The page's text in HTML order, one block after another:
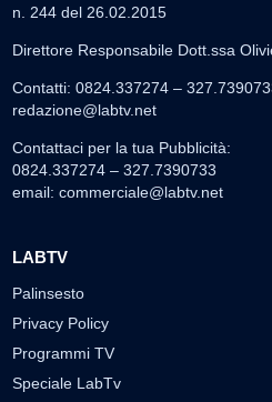
n. 244 del 26.02.2015
Direttore Responsabile Dott.ssa
Contatti: 0824.337274 –
redazione@labtv.net
Contattaci per la tua Pubblicità:
0824.337274 – 327.7390733
email: commerciale@labtv.net
LABTV
Palinsesto
Privacy Policy
Programmi TV
Speciale LabTv